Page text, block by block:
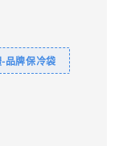
品牌保冷袋